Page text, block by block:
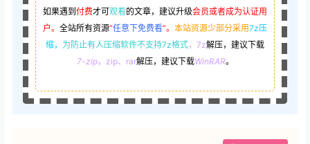
如果遇到付费才可观看的文章，建议升级会员或者成为认证用
户。 全站所有资源“任意下免费看”。 本站资源少部分采用7z压
缩， 为防止有人压缩软件不支持7z格式，7z解压，建议下载
7-zip，zip、rar解压，建议下载WinRAR。